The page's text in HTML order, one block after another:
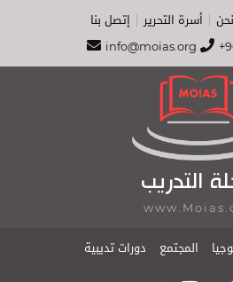
أسرة التحرير
إتصل بنا
info@moias.org
التدريب
المجتمع دورات تديبية